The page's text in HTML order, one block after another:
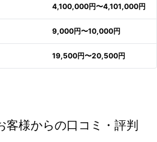
4,100,000円〜4,101,000円
9,000円〜10,000円
19,500円〜20,500円
客様からの口コミ・評判